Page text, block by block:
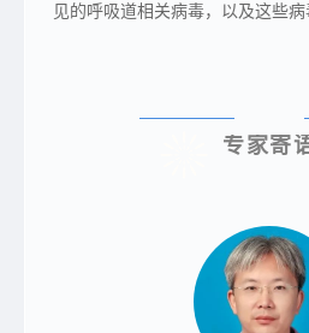
见的呼吸道相关病毒，以及这些病
专家寄